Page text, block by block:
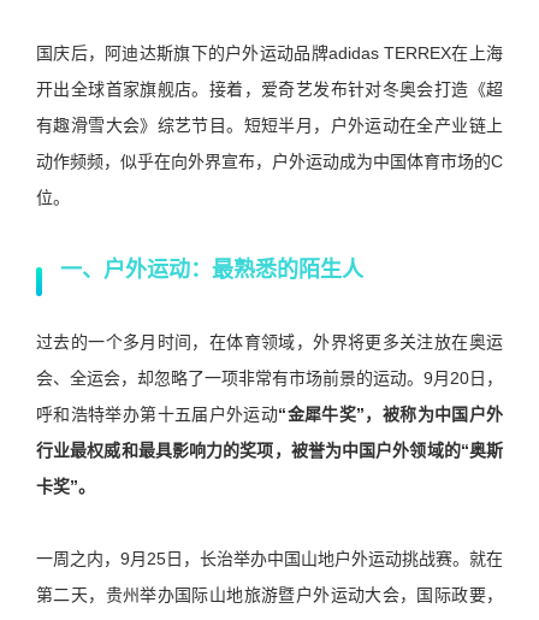
国庆后，阿迪达斯旗下的户外运动品牌adidas TERREX在上海
开出全球首家旗舰店。接着，爱奇艺发布针对冬奥会打造《超
有趣滑雪大会》综艺节目。短短半月，户外运动在全产业链上
动作频频，似乎在向外界宣布，户外运动成为中国体育市场的C
位。
一、户外运动：最熟悉的陌生人
过去的一个多月时间，在体育领域，外界将更多关注放在奥运
会、全运会，却忽略了一项非常有市场前景的运动。9月20日，
呼和浩特举办第十五届户外运动“金犀牛奖”，被称为中国户外
行业最权威和最具影响力的奖项，被誉为中国户外领域的“奥斯
卡奖”。
一周之内，9月25日，长治举办中国山地户外运动挑战赛。就在
第二天，贵州举办国际山地旅游暨户外运动大会，国际政要，